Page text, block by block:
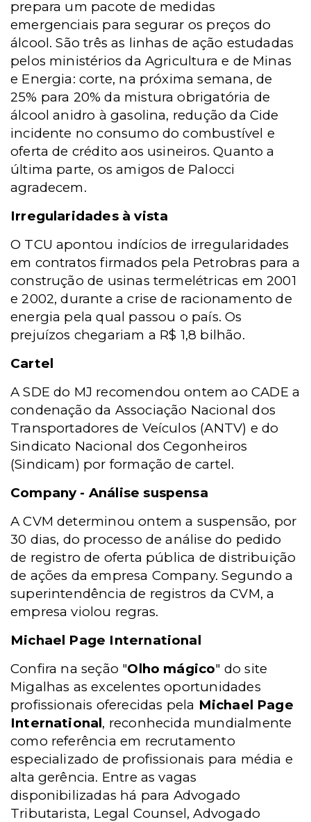
prepara um pacote de medidas
emergenciais para segurar os preços do
álcool. São três as linhas de ação estudadas
pelos ministérios da Agricultura e de Minas
e Energia: corte, na próxima semana, de
25% para 20% da mistura obrigatória de
álcool anidro à gasolina, redução da Cide
incidente no consumo do combustível e
oferta de crédito aos usineiros. Quanto a
última parte, os amigos de Palocci
agradecem.
Irregularidades à vista
O TCU apontou indícios de irregularidades
em contratos firmados pela Petrobras para a
construção de usinas termelétricas em 2001
e 2002, durante a crise de racionamento de
energia pela qual passou o país. Os
prejuízos chegariam a R$ 1,8 bilhão.
Cartel
A SDE do MJ recomendou ontem ao CADE a
condenação da Associação Nacional dos
Transportadores de Veículos (ANTV) e do
Sindicato Nacional dos Cegonheiros
(Sindicam) por formação de cartel.
Company - Análise suspensa
A CVM determinou ontem a suspensão, por
30 dias, do processo de análise do pedido
de registro de oferta pública de distribuição
de ações da empresa Company. Segundo a
superintendência de registros da CVM, a
empresa violou regras.
Michael Page International
Confira na seção "Olho mágico" do site
Migalhas as excelentes oportunidades
profissionais oferecidas pela Michael Page
International, reconhecida mundialmente
como referência em recrutamento
especializado de profissionais para média e
alta gerência. Entre as vagas
disponibilizadas há para Advogado
Tributarista, Legal Counsel, Advogado